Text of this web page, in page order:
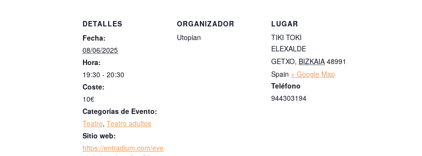
DETALLES
Fecha:
08/06/2025
Hora:
19:30 - 20:30
Coste:
10€
Categorías de Evento:
Teatro, Teatro adultos
Sitio web:
https://entradium.com/eve
ORGANIZADOR
Utopian
LUGAR
TIKI TOKI
ELEXALDE
GETXO, BIZKAIA 48991
Spain + Google Map
Teléfono
944303194